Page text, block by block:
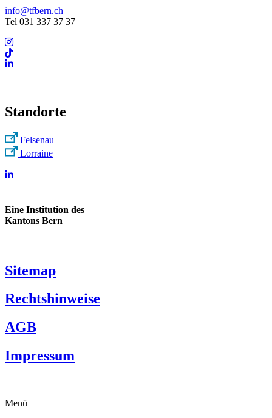
info@tfbern.ch
Tel 031 337 37 37
Standorte
Felsenau
Lorraine
Eine Institution des
Kantons Bern
Sitemap
Rechtshinweise
AGB
Impressum
Menü